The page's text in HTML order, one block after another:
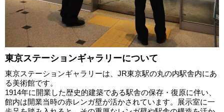
東京ステーションギャラリーについて
東京ステーションギャラリーは、JR東京駅の丸の内駅舎内にあ
る美術館です。
1914年に開業した歴史的建築である駅舎の保存・復原に伴い、
館内は開業当時の赤レンガ壁が活かされています。展示室に一